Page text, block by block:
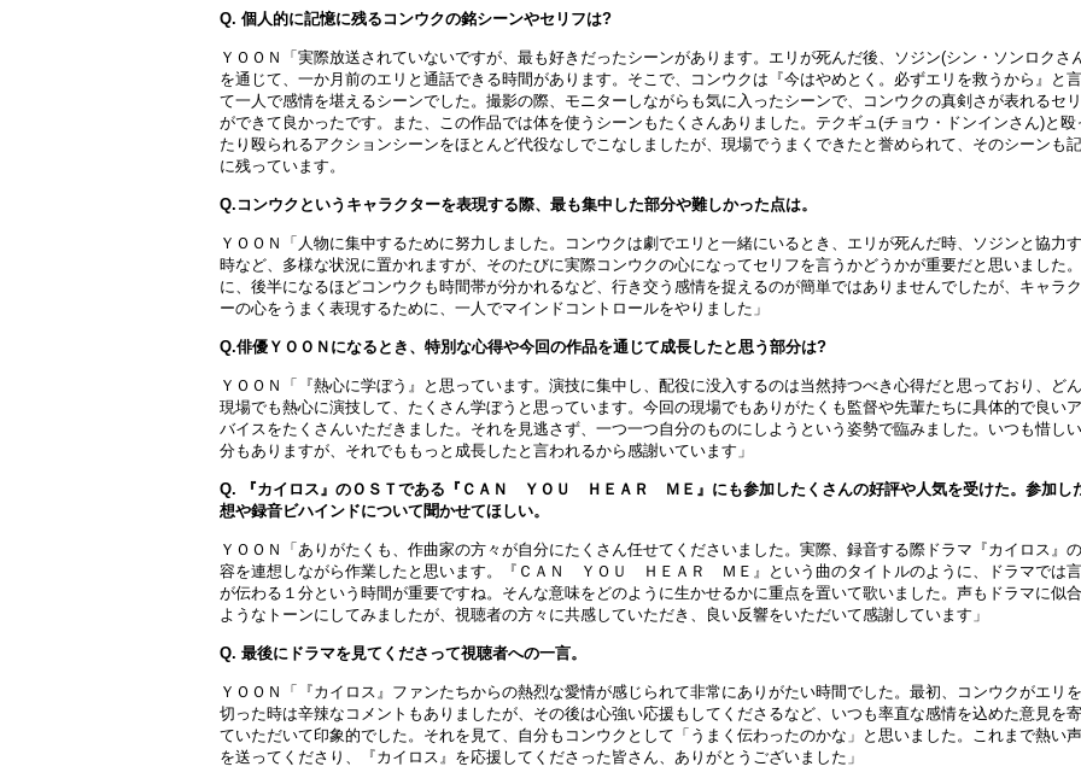
Q. 個人的に記憶に残るコンウクの銘シーンやセリフは?
ＹＯＯＮ「実際放送されていないですが、最も好きだったシーンがあります。エリが死んだ後、ソジン(シン・ソンロクさ
を通じて、一か月前のエリと通話できる時間があります。そこで、コンウクは『今はやめとく。必ずエリを救うから』と
て一人で感情を堪えるシーンでした。撮影の際、モニターしながらも気に入ったシーンで、コンウクの真剣さが表れるセ
ができて良かったです。また、この作品では体を使うシーンもたくさんありました。テクギュ(チョウ・ドンインさん)と殴
たり殴られるアクションシーンをほとんど代役なしでこなしましたが、現場でうまくできたと誉められて、そのシーンも
に残っています。
Q.コンウクというキャラクターを表現する際、最も集中した部分や難しかった点は。
ＹＯＯＮ「人物に集中するために努力しました。コンウクは劇でエリと一緒にいるとき、エリが死んだ時、ソジンと協力
時など、多様な状況に置かれますが、そのたびに実際コンウクの心になってセリフを言うかどうかが重要だと思いました
に、後半になるほどコンウクも時間帯が分かれるなど、行き交う感情を捉えるのが簡単ではありませんでしたが、キャラ
ーの心をうまく表現するために、一人でマインドコントロールをやりました」
Q.俳優ＹＯＯＮになるとき、特別な心得や今回の作品を通じて成長したと思う部分は?
ＹＯＯＮ「『熱心に学ぼう』と思っています。演技に集中し、配役に没入するのは当然持つべき心得だと思っており、ど
現場でも熱心に演技して、たくさん学ぼうと思っています。今回の現場でもありがたくも監督や先輩たちに具体的で良い
バイスをたくさんいただきました。それを見逃さず、一つ一つ自分のものにしようという姿勢で臨みました。いつも惜し
分もありますが、それでももっと成長したと言われるから感謝いています」
Q. 『カイロス』のＯＳＴである『ＣＡＮ ＹＯＵ ＨＥＡＲ ＭＥ』にも参加したくさんの好評や人気を受けた。参加し
想や録音ビハインドについて聞かせてほしい。
ＹＯＯＮ「ありがたくも、作曲家の方々が自分にたくさん任せてくださいました。実際、録音する際ドラマ『カイロス』
容を連想しながら作業したと思います。『ＣＡＮ ＹＯＵ ＨＥＡＲ ＭＥ』という曲のタイトルのように、ドラマでは
が伝わる１分という時間が重要ですね。そんな意味をどのように生かせるかに重点を置いて歌いました。声もドラマに似
ようなトーンにしてみましたが、視聴者の方々に共感していただき、良い反響をいただいて感謝しています」
Q. 最後にドラマを見てくださって視聴者への一言。
ＹＯＯＮ「『カイロス』ファンたちからの熱烈な愛情が感じられて非常にありがたい時間でした。最初、コンウクがエリ
切った時は辛辣なコメントもありましたが、その後は心強い応援もしてくださるなど、いつも率直な感情を込めた意見を
ていただいて印象的でした。それを見て、自分もコンウクとして「うまく伝わったのかな」と思いました。これまで熱い
を送ってくださり、『カイロス』を応援してくださった皆さん、ありがとうございました」